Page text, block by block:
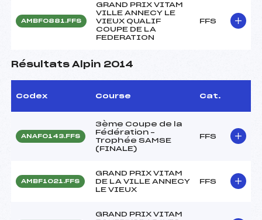
AMBF0881.FFS
GRAND PRIX VITAM
VILLE ANNECY LE
VIEUX QUALIF
COUPE DE LA
FEDERATION
FFS
Résultats Alpin 2014
Codex Course Cat.
ANAF0143.FFS
3ème Coupe de la
Fédération –
Trophée SAMSE
(FINALE)
FFS
AMBF1021.FFS
GRAND PRIX VITAM
DE LA VILLE ANNECY
LE VIEUX
FFS
GRAND PRIX VITAM